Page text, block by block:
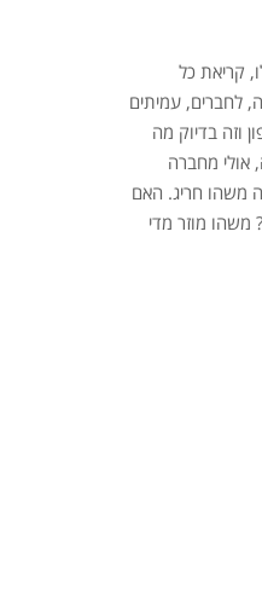
קריאת כל
לחברים, עמיתים
וזה בדיוק מה
אולי מחברה
משהו חריג. האם
משהו מוזר מדי